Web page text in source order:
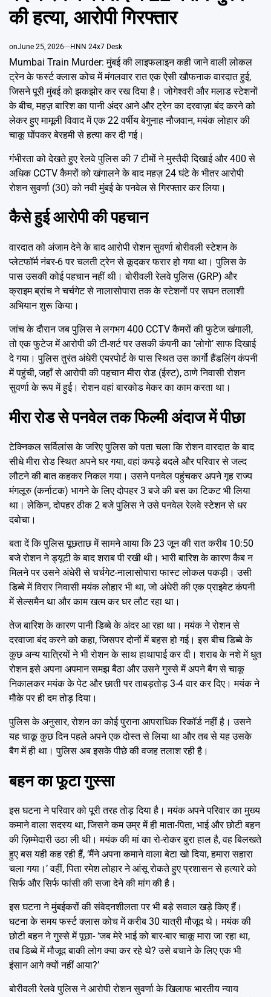
की हत्या, आरोपी गिरफ्तार
onJune 25, 2026 HNN 24x7 Desk
Mumbai Train Murder: मुंबई की लाइफलाइन कही जाने वाली लोकल
ट्रेन के फर्स्ट क्लास कोच में मंगलवार रात एक ऐसी खौफनाक वारदात हुई,
जिसने पूरी मुंबई को झकझोर कर रख दिया है। जोगेश्वरी और मलाड स्टेशनों
के बीच, महज़ बारिश का पानी अंदर आने और ट्रेन का दरवाज़ा बंद करने को
लेकर हुए मामूली विवाद में एक 22 वर्षीय बेगुनाह नौजवान, मयंक लोहार की
चाकू घोंपकर बेरहमी से हत्या कर दी गई।
गंभीरता को देखते हुए रेलवे पुलिस की 7 टीमों ने मुस्तैदी दिखाई और 400 से
अधिक CCTV कैमरों को खंगालने के बाद महज़ 24 घंटे के भीतर आरोपी
रोशन सुवर्णा (30) को नवी मुंबई के पनवेल से गिरफ्तार कर लिया।
कैसे हुई आरोपी की पहचान
वारदात को अंजाम देने के बाद आरोपी रोशन सुवर्णा बोरीवली स्टेशन के
प्लेटफॉर्म नंबर-6 पर चलती ट्रेन से कूदकर फरार हो गया था। पुलिस के
पास उसकी कोई पहचान नहीं थी। बोरीवली रेलवे पुलिस (GRP) और
क्राइम ब्रांच ने चर्चगेट से नालासोपारा तक के स्टेशनों पर सघन तलाशी
अभियान शुरू किया।
जांच के दौरान जब पुलिस ने लगभग 400 CCTV कैमरों की फुटेज खंगाली,
तो एक फुटेज में आरोपी की टी-शर्ट पर उसकी कंपनी का ‘लोगो’ साफ दिखाई
दे गया। पुलिस तुरंत अंधेरी एयरपोर्ट के पास स्थित उस कार्गो हैंडलिंग कंपनी
में पहुंची, जहाँ से आरोपी की पहचान मीरा रोड (ईस्ट), ठाणे निवासी रोशन
सुवर्णा के रूप में हुई। रोशन वहां बारकोड मेकर का काम करता था।
मीरा रोड से पनवेल तक फिल्मी अंदाज में पीछा
टेक्निकल सर्विलांस के जरिए पुलिस को पता चला कि रोशन वारदात के बाद
सीधे मीरा रोड स्थित अपने घर गया, वहां कपड़े बदले और परिवार से जल्द
लौटने की बात कहकर निकल गया। उसने पनवेल पहुंचकर अपने गृह राज्य
मंगलूरु (कर्नाटक) भागने के लिए दोपहर 3 बजे की बस का टिकट भी लिया
था। लेकिन, दोपहर ठीक 2 बजे पुलिस ने उसे पनवेल रेलवे स्टेशन से धर
दबोचा।
बता दें कि पुलिस पूछताछ में सामने आया कि 23 जून की रात करीब 10:50
बजे रोशन ने ड्यूटी के बाद शराब पी रखी थी। भारी बारिश के कारण कैब न
मिलने पर उसने अंधेरी से चर्चगेट-नालासोपारा फास्ट लोकल पकड़ी। उसी
डिब्बे में विरार निवासी मयंक लोहार भी था, जो अंधेरी की एक प्राइवेट कंपनी
में सेल्समैन था और काम खत्म कर घर लौट रहा था।
तेज बारिश के कारण पानी डिब्बे के अंदर आ रहा था। मयंक ने रोशन से
दरवाजा बंद करने को कहा, जिसपर दोनों में बहस हो गई। इस बीच डिब्बे के
कुछ अन्य यात्रियों ने भी रोशन के साथ हाथापाई कर दी। शराब के नशे में धुत
रोशन इसे अपना अपमान समझ बैठा और उसने गुस्से में अपने बैग से चाकू
निकालकर मयंक के पेट और छाती पर ताबड़तोड़ 3-4 वार कर दिए। मयंक ने
मौके पर ही दम तोड़ दिया।
पुलिस के अनुसार, रोशन का कोई पुराना आपराधिक रिकॉर्ड नहीं है। उसने
यह चाकू कुछ दिन पहले अपने एक दोस्त से लिया था और तब से यह उसके
बैग में ही था। पुलिस अब इसके पीछे की वजह तलाश रही है।
बहन का फूटा गुस्सा
इस घटना ने परिवार को पूरी तरह तोड़ दिया है। मयंक अपने परिवार का मुख्य
कमाने वाला सदस्य था, जिसने कम उम्र में ही माता-पिता, भाई और छोटी बहन
की ज़िम्मेदारी उठा ली थी। मयंक की मां का रो-रोकर बुरा हाल है, वह बिलखते
हुए बस यही कह रही हैं, ‘मैंने अपना कमाने वाला बेटा खो दिया, हमारा सहारा
चला गया।’ वहीं, पिता रमेश लोहार ने आंसू रोकते हुए प्रशासन से हत्यारे को
सिर्फ और सिर्फ फांसी की सजा देने की मांग की है।
इस घटना ने मुंबईकरों की संवेदनशीलता पर भी बड़े सवाल खड़े किए हैं।
घटना के समय फर्स्ट क्लास कोच में करीब 30 यात्री मौजूद थे। मयंक की
छोटी बहन ने गुस्से में पूछा- ‘जब मेरे भाई को बार-बार चाकू मारा जा रहा था,
तब डिब्बे में मौजूद बाकी लोग क्या कर रहे थे? उसे बचाने के लिए एक भी
इंसान आगे क्यों नहीं आया?’
बोरीवली रेलवे पुलिस ने आरोपी रोशन सुवर्णा के खिलाफ भारतीय न्याय